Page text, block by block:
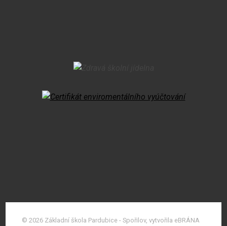
© 2026 Základní škola Pardubice - Spořilov, vytvořila eBRÁNA